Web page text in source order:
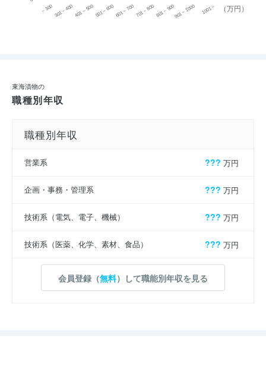
（万円）
~ 300 301 ~ 400 401 ~ 500501 ~ 600601 ~ 700701 ~ 800801 ~ 900901 ~ 1000 1001 ~
東海漬物の
職種別年収
職種別年収
営業系 ??? 万円
企画・事務・管理系 ??? 万円
技術系（電気、電子、機械） ??? 万円
技術系（医薬、化学、素材、食品） ??? 万円
会員登録（無料）して職能別年収を見る